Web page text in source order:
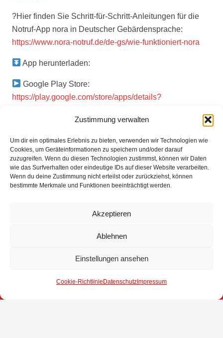
Zustimmung verwalten
Um dir ein optimales Erlebnis zu bieten, verwenden wir Technologien wie
Cookies, um Geräteinformationen zu speichern und/oder darauf
zuzugreifen. Wenn du diesen Technologien zustimmst, können wir Daten
wie das Surfverhalten oder eindeutige IDs auf dieser Website verarbeiten.
Wenn du deine Zustimmung nicht erteilst oder zurückziehst, können
bestimmte Merkmale und Funktionen beeinträchtigt werden.
Akzeptieren
Ablehnen
Einstellungen ansehen
Cookie-Richtlinie Datenschutz Impressum
?Hier finden Sie Schritt-für-Schritt-Anleitungen für die
Notruf-App nora in Deutscher Gebärdensprache:
https://www.nora-notruf.de/de-gs/wie-funktioniert-nora
App herunterladen:
Google Play Store:
https://play.google.com/store/apps/details?
https://apps.apple.com/de/app/nora-notruf-
app/id1585173934
Hinweis: aktuell werden 15 Bundesländer mit
?‍?Eure Gemeindefeuerwehr Stuhr ?